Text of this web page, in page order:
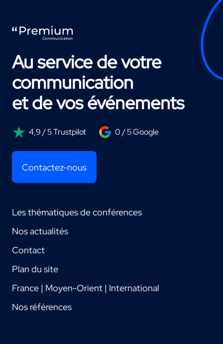
Au service de votre
communication
et de vos événements
4,9 / 5 Trustpilot 0 / 5 Google
Contactez-nous
Les thématiques de conférences
Nos actualités
Contact
Plan du site
France | Moyen-Orient | International
Nos références